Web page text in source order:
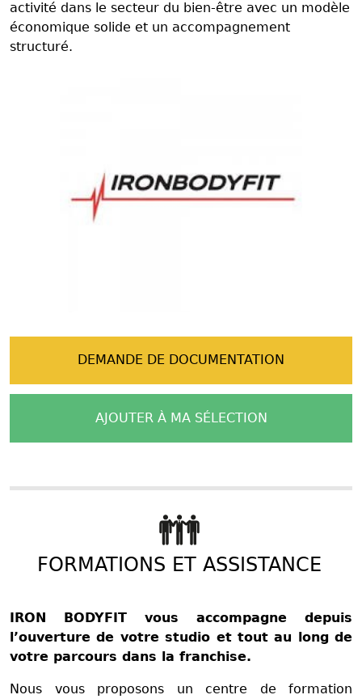
activité dans le secteur du bien-être avec un modèle
économique solide et un accompagnement
structuré.
DEMANDE DE DOCUMENTATION
AJOUTER À MA SÉLECTION
FORMATIONS ET ASSISTANCE
IRON BODYFIT vous accompagne depuis
l’ouverture de votre studio et tout au long de
votre parcours dans la franchise.
Nous vous proposons un centre de formation